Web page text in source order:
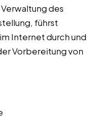
des
führst
Internet durch und
Vorbereitung von